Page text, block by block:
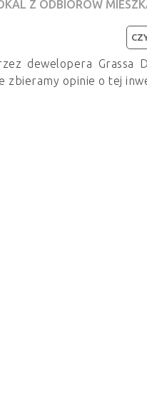
Z ODBIORÓW
dewelopera Grassa
zbieramy opinie o tej